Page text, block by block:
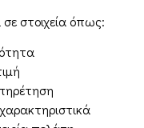
στοιχεία όπως: